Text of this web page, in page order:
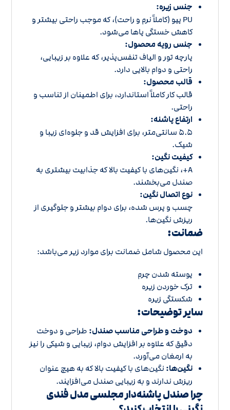
جنس زیره:
PU پیو (کاملاً نرم و راحت)، که موجب راحتی بیشتر و
کاهش خستگی پاها می‌شود.
جنس رویه محصول:
پارچه تور و الیاف تنفس‌پذیر، که علاوه بر زیبایی،
راحتی و دوام بالایی دارد.
قالب محصول:
قالب کار کاملاً استاندارد، برای اطمینان از تناسب و
راحتی.
ارتفاع پاشنه:
5.5 سانتی‌متر، برای افزایش قد و جلوه‌ای زیبا و
شیک.
کیفیت نگین:
A+، نگین‌های با کیفیت بالا که جذابیت بیشتری به
صندل می‌بخشند.
نوع اتصال نگین:
چسب و پرس شده، برای دوام بیشتر و جلوگیری از
ریزش نگین‌ها.
ضمانت:
این محصول شامل ضمانت برای موارد زیر می‌باشد:
پوسته شدن چرم
ترک خوردن زیره
شکستگی زیره
سایر توضیحات:
دوخت و طراحی مناسب صندل: طراحی و دوخت
دقیق که علاوه بر افزایش دوام، زیبایی و شیکی را نیز
به ارمغان می‌آورد.
نگین‌ها: نگین‌های با کیفیت بالا که به هیچ عنوان
ریزش ندارند و به زیبایی صندل می‌افزایند.
چرا صندل پاشنه‌دار مجلسی مدل فندی